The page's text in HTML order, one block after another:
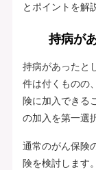
とポイントを解
持病が
持病があったと
件は付くものの
険に加入できる
の加入を第一選
通常のがん保険
険を検討します